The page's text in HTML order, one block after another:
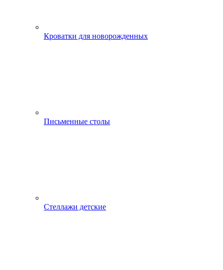
Кроватки для новорожденных
Письменные столы
Стеллажи детские